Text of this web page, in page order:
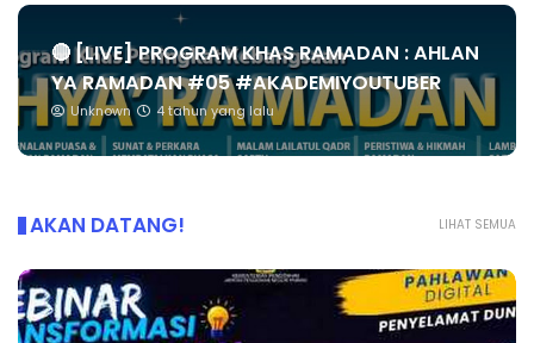
🔴 [LIVE] PROGRAM KHAS RAMADAN : AHLAN
YA RAMADAN #05 #AKADEMIYOUTUBER
Unknown 4 tahun yang lalu
LIHAT SEMUA
AKAN DATANG!